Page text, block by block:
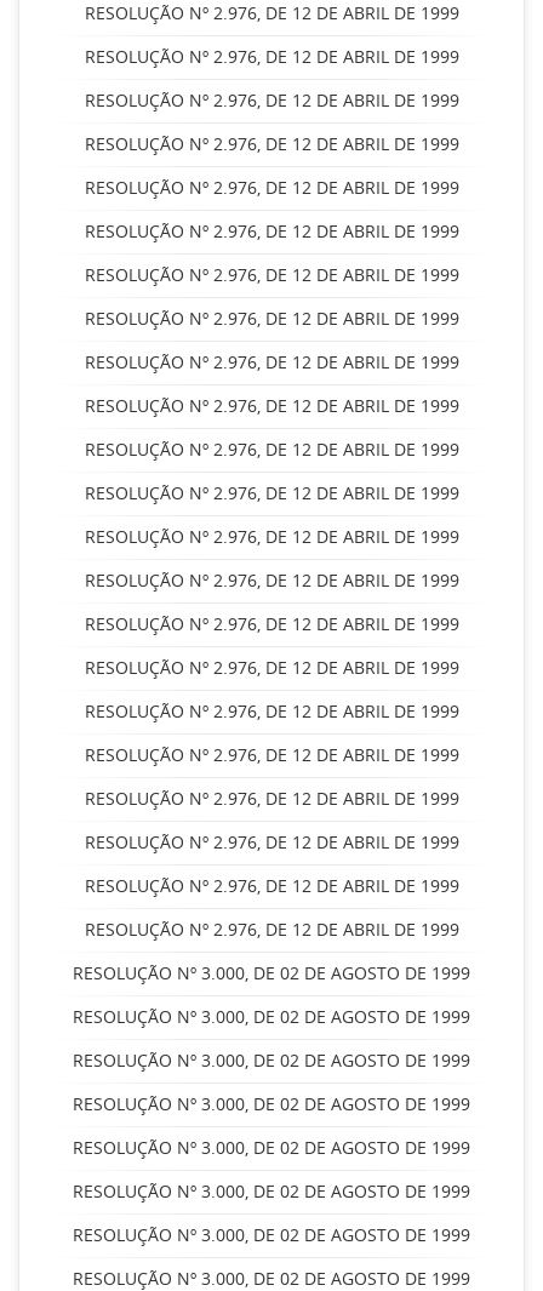
RESOLUÇÃO Nº 2.976, DE 12 DE ABRIL DE 1999
RESOLUÇÃO Nº 2.976, DE 12 DE ABRIL DE 1999
RESOLUÇÃO Nº 2.976, DE 12 DE ABRIL DE 1999
RESOLUÇÃO Nº 2.976, DE 12 DE ABRIL DE 1999
RESOLUÇÃO Nº 2.976, DE 12 DE ABRIL DE 1999
RESOLUÇÃO Nº 2.976, DE 12 DE ABRIL DE 1999
RESOLUÇÃO Nº 2.976, DE 12 DE ABRIL DE 1999
RESOLUÇÃO Nº 2.976, DE 12 DE ABRIL DE 1999
RESOLUÇÃO Nº 2.976, DE 12 DE ABRIL DE 1999
RESOLUÇÃO Nº 2.976, DE 12 DE ABRIL DE 1999
RESOLUÇÃO Nº 2.976, DE 12 DE ABRIL DE 1999
RESOLUÇÃO Nº 2.976, DE 12 DE ABRIL DE 1999
RESOLUÇÃO Nº 2.976, DE 12 DE ABRIL DE 1999
RESOLUÇÃO Nº 2.976, DE 12 DE ABRIL DE 1999
RESOLUÇÃO Nº 2.976, DE 12 DE ABRIL DE 1999
RESOLUÇÃO Nº 2.976, DE 12 DE ABRIL DE 1999
RESOLUÇÃO Nº 2.976, DE 12 DE ABRIL DE 1999
RESOLUÇÃO Nº 2.976, DE 12 DE ABRIL DE 1999
RESOLUÇÃO Nº 2.976, DE 12 DE ABRIL DE 1999
RESOLUÇÃO Nº 2.976, DE 12 DE ABRIL DE 1999
RESOLUÇÃO Nº 2.976, DE 12 DE ABRIL DE 1999
RESOLUÇÃO Nº 2.976, DE 12 DE ABRIL DE 1999
RESOLUÇÃO Nº 3.000, DE 02 DE AGOSTO DE 1999
RESOLUÇÃO Nº 3.000, DE 02 DE AGOSTO DE 1999
RESOLUÇÃO Nº 3.000, DE 02 DE AGOSTO DE 1999
RESOLUÇÃO Nº 3.000, DE 02 DE AGOSTO DE 1999
RESOLUÇÃO Nº 3.000, DE 02 DE AGOSTO DE 1999
RESOLUÇÃO Nº 3.000, DE 02 DE AGOSTO DE 1999
RESOLUÇÃO Nº 3.000, DE 02 DE AGOSTO DE 1999
RESOLUÇÃO Nº 3.000, DE 02 DE AGOSTO DE 1999